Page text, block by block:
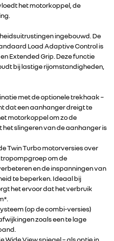
het motorkoppel, de
ingebouwd. De
Load Adaptive Control is
Extended Grip. Deze functie
bij lastige rijomstandigheden,
met de optionele trekhaak –
dat een aanhanger dreigt te
motorkoppel om zo de
slingeren van de aanhanger is
Twin Turbo motorversies over
om de
en de inspanningen van
te beperken. Ideaal bij
het ervoor dat het verbruik
(op de combi-versies)
zoals een te lage